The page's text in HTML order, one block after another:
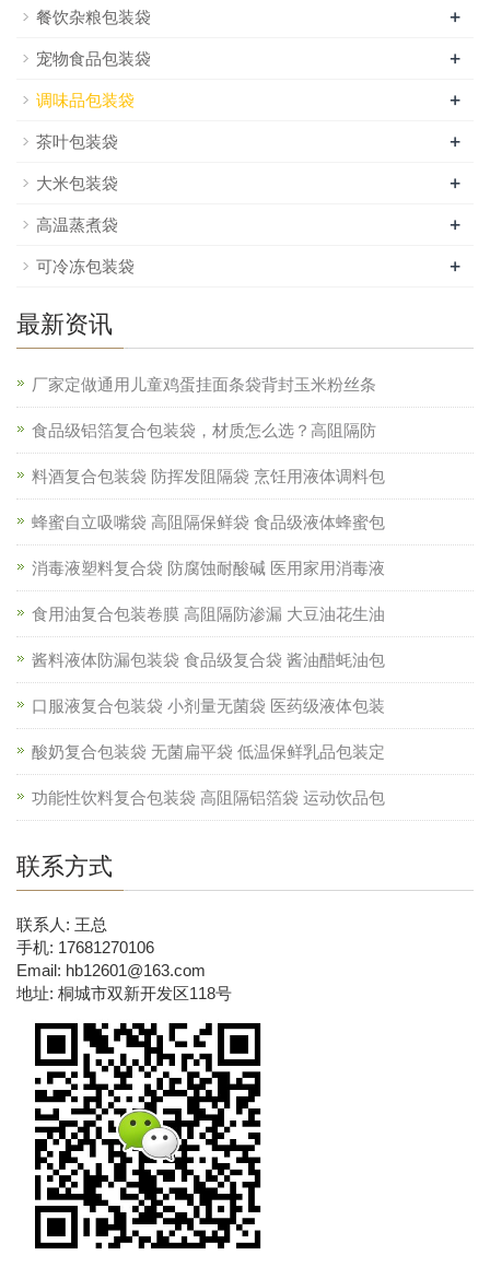
餐饮杂粮包装袋 +
宠物食品包装袋 +
调味品包装袋 +
茶叶包装袋 +
大米包装袋 +
高温蒸煮袋 +
可冷冻包装袋 +
最新资讯
厂家定做通用儿童鸡蛋挂面条袋背封玉米粉丝条
食品级铝箔复合包装袋，材质怎么选？高阻隔防
料酒复合包装袋 防挥发阻隔袋 烹饪用液体调料包
蜂蜜自立吸嘴袋 高阻隔保鲜袋 食品级液体蜂蜜包
消毒液塑料复合袋 防腐蚀耐酸碱 医用家用消毒液
食用油复合包装卷膜 高阻隔防渗漏 大豆油花生油
酱料液体防漏包装袋 食品级复合袋 酱油醋蚝油包
口服液复合包装袋 小剂量无菌袋 医药级液体包装
酸奶复合包装袋 无菌扁平袋 低温保鲜乳品包装定
功能性饮料复合包装袋 高阻隔铝箔袋 运动饮品包
联系方式
联系人: 王总
手机: 17681270106
Email: hb12601@163.com
地址: 桐城市双新开发区118号